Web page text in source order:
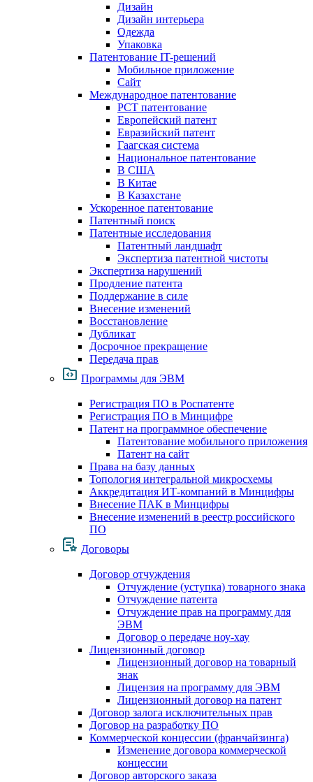
Дизайн
Дизайн интерьера
Одежда
Упаковка
Патентование IT-решений
Мобильное приложение
Сайт
Международное патентование
PCT патентование
Европейский патент
Евразийский патент
Гаагская система
Национальное патентование
В США
В Китае
В Казахстане
Ускоренное патентование
Патентный поиск
Патентные исследования
Патентный ландшафт
Экспертиза патентной чистоты
Экспертиза нарушений
Продление патента
Поддержание в силе
Внесение изменений
Восстановление
Дубликат
Досрочное прекращение
Передача прав
Программы для ЭВМ
Регистрация ПО в Роспатенте
Регистрация ПО в Минцифре
Патент на программное обеспечение
Патентование мобильного приложения
Патент на сайт
Права на базу данных
Топология интегральной микросхемы
Аккредитация ИТ-компаний в Минцифры
Внесение ПАК в Минцифры
Внесение изменений в реестр российского
ПО
Договоры
Договор отчуждения
Отчуждение (уступка) товарного знака
Отчуждение патента
Отчуждение прав на программу для
ЭВМ
Договор о передаче ноу-хау
Лицензионный договор
Лицензионный договор на товарный
знак
Лицензия на программу для ЭВМ
Лицензионный договор на патент
Договор залога исключительных прав
Договор на разработку ПО
Коммерческой концессии (франчайзинга)
Изменение договора коммерческой
концессии
Договор авторского заказа